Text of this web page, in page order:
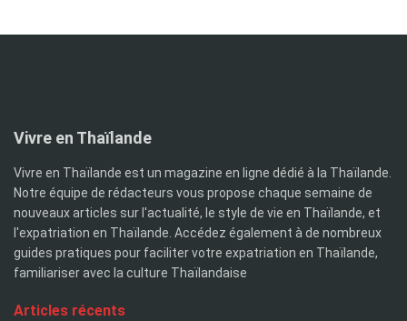
Vivre en Thaïlande
Vivre en Thaïlande est un magazine en ligne dédié à la Thaïlande.
Notre équipe de rédacteurs vous propose chaque semaine de
nouveaux articles sur l'actualité, le style de vie en Thaïlande, et
l'expatriation en Thaïlande. Accédez également à de nombreux
guides pratiques pour faciliter votre expatriation en Thaïlande,
familiariser avec la culture Thaïlandaise
Articles récents